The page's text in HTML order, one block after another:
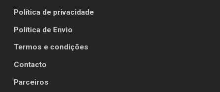
Política de privacidade
Política de Envio
Termos e condições
Contacto
Parceiros